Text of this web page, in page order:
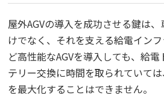
屋外AGVの導入を成功させる鍵は
けでなく、それを支える給電イン
ど高性能なAGVを導入しても、給
テリー交換に時間を取られていては
を最大化することはできません。